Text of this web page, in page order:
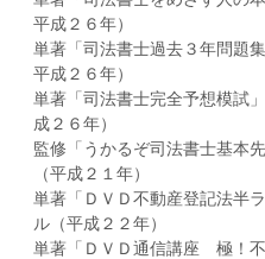
平成２６年）
単著「司法書士過去３年問題
平成２６年）
単著「司法書士完全予想模試
成２６年）
監修「うかるぞ司法書士基本
（平成２１年）
単著「ＤＶＤ不動産登記法半
ル（平成２２年）
単著「ＤＶＤ通信講座 極！